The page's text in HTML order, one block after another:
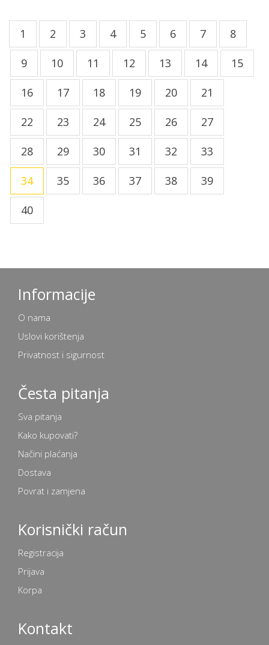
1 2 3 4 5 6 7 8
9 10 11 12 13 14 15
16 17 18 19 20 21
22 23 24 25 26 27
28 29 30 31 32 33
34 35 36 37 38 39
40
Informacije
O nama
Uslovi korištenja
Privatnost i sigurnost
Česta pitanja
Sva pitanja
Kako kupovati?
Načini plaćanja
Dostava
Povrat i zamjena
Korisnički račun
Registracija
Prijava
Korpa
Kontakt